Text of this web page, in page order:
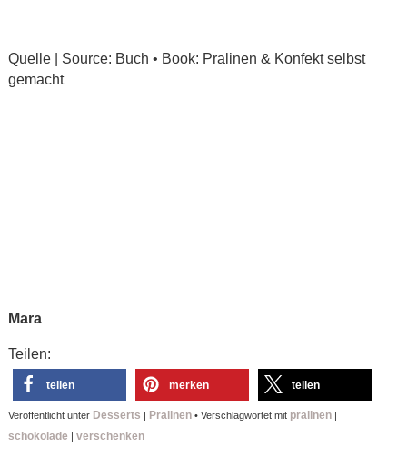
Quelle | Source: Buch • Book: Pralinen & Konfekt selbst
gemacht
Mara
Teilen:
teilen merken teilen
Veröffentlicht unter Desserts | Pralinen• Verschlagwortet mit pralinen|
schokolade | verschenken